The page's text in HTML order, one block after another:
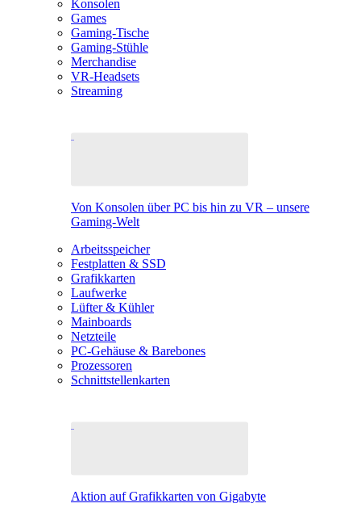
Konsolen
Games
Gaming-Tische
Gaming-Stühle
Merchandise
VR-Headsets
Streaming
Von Konsolen über PC bis hin zu VR – unsere
Gaming-Welt
Arbeitsspeicher
Festplatten & SSD
Grafikkarten
Laufwerke
Lüfter & Kühler
Mainboards
Netzteile
PC-Gehäuse & Barebones
Prozessoren
Schnittstellenkarten
Aktion auf Grafikkarten von Gigabyte